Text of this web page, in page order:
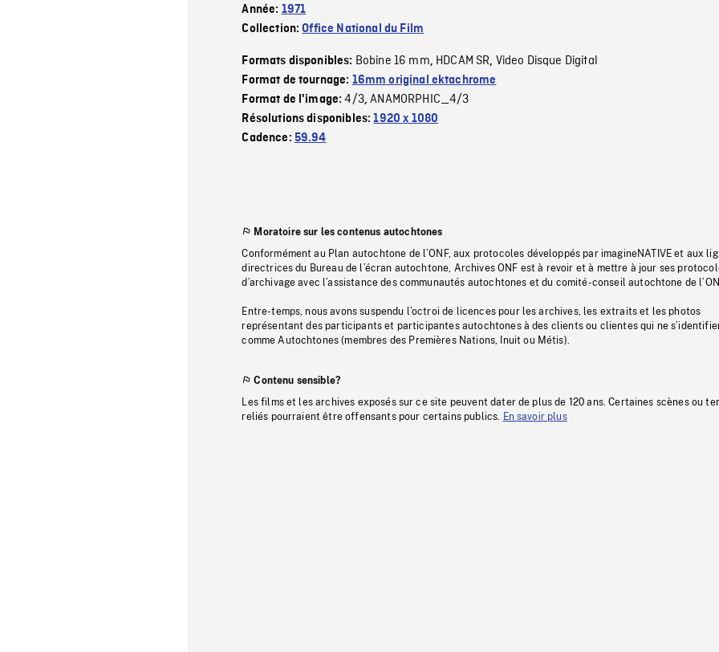
Année: 1971
Collection:Office National du Film
Formats disponibles: Bobine 16 mm, HDCAM SR, Video Disque Digital
Format de tournage: 16mm original ektachrome
Format de l'image:4/3,ANAMORPHIC_4/3
Résolutions disponibles:1920 x 1080
Cadence: 59.94
Moratoire sur les contenus autochtones
Conformément au Plan autochtone de l’ONF, aux protocoles développés par imagineNATIVE et aux
directrices du Bureau de l’écran autochtone, Archives ONF est à revoir et à mettre à jour ses
d’archivage avec l’assistance des communautés autochtones et du comité-conseil autochtone de
Entre-temps, nous avons suspendu l’octroi de licences pour les archives, les extraits et les photos
représentant des participants et participantes autochtones à des clients ou clientes qui ne
comme Autochtones (membres des Premières Nations, Inuit ou Métis).
Contenu sensible?
Les films et les archives exposés sur ce site peuvent dater de plus de 120 ans. Certaines scènes ou
reliés pourraient être offensants pour certains publics.
En savoir plus